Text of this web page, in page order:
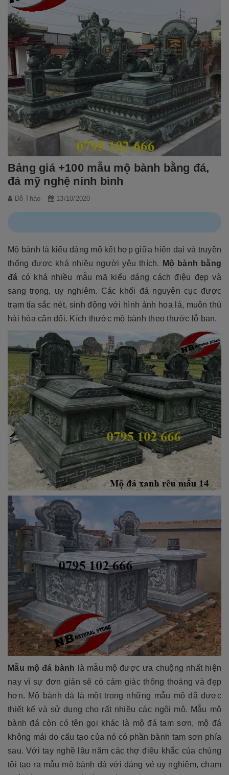
Bảng giá +100 mẫu mộ bành bằng đá,
đá mỹ nghệ ninh bình
Đỗ Thảo 13/10/2020
Mộ bành là kiểu dáng mộ kết hợp giữa hiện đại và truyền
thống được khá nhiều người yêu thích.
Mộ bành bằng
đá có khá nhiều mẫu mã kiểu dáng cách điệu đẹp và
sang trọng, uy nghiêm. Các khối đá nguyên cục được
trạm tỉa sắc nét, sinh động với hình ảnh hoa lá, muôn thú
hài hòa cân đối. Kích thước mộ bành theo thước lỗ ban.
Mẫu mộ đá bành là mẫu mộ được ưa chuộng nhất hiện
nay vì sự đơn giản sẽ có cảm giác thông thoáng và đẹp
hơn. Mộ bành đá là một trong những mẫu mộ đã được
thiết kế và sử dụng cho rất nhiều các ngôi mộ. Mẫu mộ
bành đá còn có tên gọi khác là mộ đá tam sơn, mộ đá
không mái do cấu tạo của nó có phần bành tam sơn phía
sau. Với tay nghề lâu năm các thợ điêu khắc của chúng
tôi tạo ra mẫu mộ bành đá với dáng vẻ uy nghiêm, chạm